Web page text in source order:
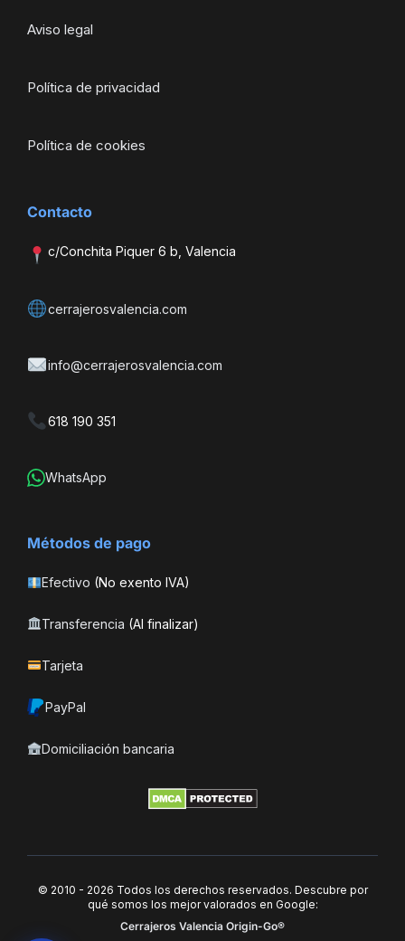
Aviso legal
Política de privacidad
Política de cookies
Contacto
c/Conchita Piquer 6 b, Valencia
cerrajerosvalencia.com
info@cerrajerosvalencia.com
618 190 351
WhatsApp
Métodos de pago
Efectivo (No exento IVA)
Transferencia (Al finalizar)
Tarjeta
PayPal
Domiciliación bancaria
© 2010 - 2026 Todos los derechos reservados. Descubre por
qué somos los mejor valorados en Google:
Cerrajeros Valencia Origin-Go®